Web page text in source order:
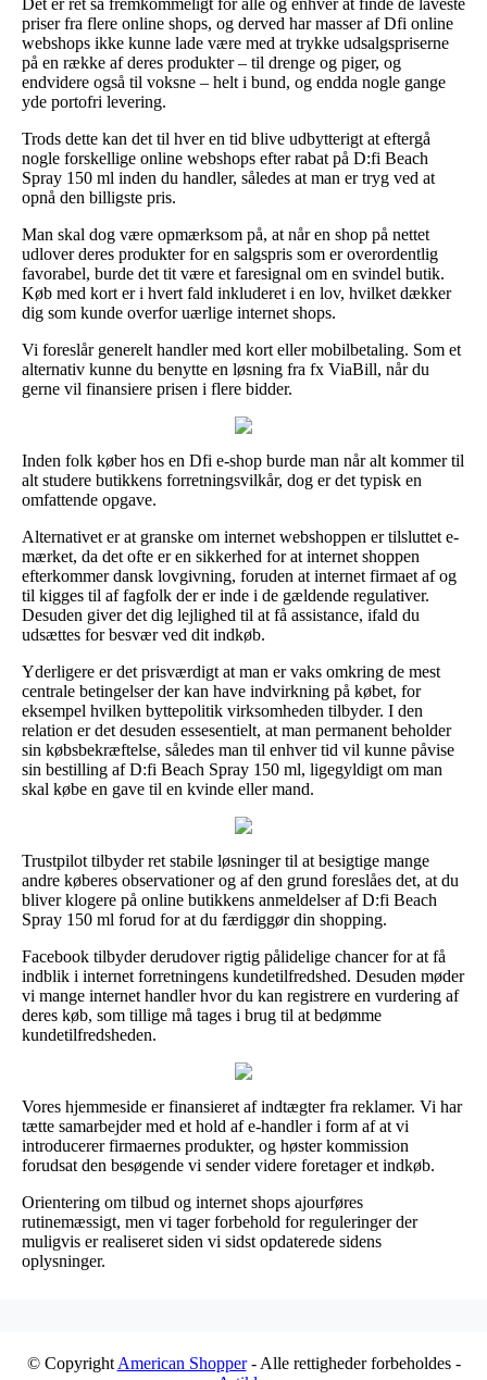
priser fra flere online shops, og derved har masser af Dfi online
webshops ikke kunne lade være med at trykke udsalgspriserne
på en række af deres produkter – til drenge og piger, og
endvidere også til voksne – helt i bund, og endda nogle gange
yde portofri levering.
Trods dette kan det til hver en tid blive udbytterigt at eftergå
nogle forskellige online webshops efter rabat på D:fi Beach
Spray 150 ml inden du handler, således at man er tryg ved at
opnå den billigste pris.
Man skal dog være opmærksom på, at når en shop på nettet
udlover deres produkter for en salgspris som er overordentlig
favorabel, burde det tit være et faresignal om en svindel butik.
Køb med kort er i hvert fald inkluderet i en lov, hvilket dækker
dig som kunde overfor uærlige internet shops.
Vi foreslår generelt handler med kort eller mobilbetaling. Som et
alternativ kunne du benytte en løsning fra fx ViaBill, når du
gerne vil finansiere prisen i flere bidder.
Inden folk køber hos en Dfi e-shop burde man når alt kommer til
alt studere butikkens forretningsvilkår, dog er det typisk en
omfattende opgave.
Alternativet er at granske om internet webshoppen er tilsluttet e-
mærket, da det ofte er en sikkerhed for at internet shoppen
efterkommer dansk lovgivning, foruden at internet firmaet af og
til kigges til af fagfolk der er inde i de gældende regulativer.
Desuden giver det dig lejlighed til at få assistance, ifald du
udsættes for besvær ved dit indkøb.
Yderligere er det prisværdigt at man er vaks omkring de mest
centrale betingelser der kan have indvirkning på købet, for
eksempel hvilken byttepolitik virksomheden tilbyder. I den
relation er det desuden essesentielt, at man permanent beholder
sin købsbekræftelse, således man til enhver tid vil kunne påvise
sin bestilling af D:fi Beach Spray 150 ml, ligegyldigt om man
skal købe en gave til en kvinde eller mand.
Trustpilot tilbyder ret stabile løsninger til at besigtige mange
andre køberes observationer og af den grund foreslåes det, at du
bliver klogere på online butikkens anmeldelser af D:fi Beach
Spray 150 ml forud for at du færdiggør din shopping.
Facebook tilbyder derudover rigtig pålidelige chancer for at få
indblik i internet forretningens kundetilfredshed. Desuden møder
vi mange internet handler hvor du kan registrere en vurdering af
deres køb, som tillige må tages i brug til at bedømme
kundetilfredsheden.
Vores hjemmeside er finansieret af indtægter fra reklamer. Vi har
tætte samarbejder med et hold af e-handler i form af at vi
introducerer firmaernes produkter, og høster kommission
forudsat den besøgende vi sender videre foretager et indkøb.
Orientering om tilbud og internet shops ajourføres
rutinemæssigt, men vi tager forbehold for reguleringer der
muligvis er realiseret siden vi sidst opdaterede sidens
oplysninger.
© Copyright American Shopper- Alle rettigheder forbeholdes -